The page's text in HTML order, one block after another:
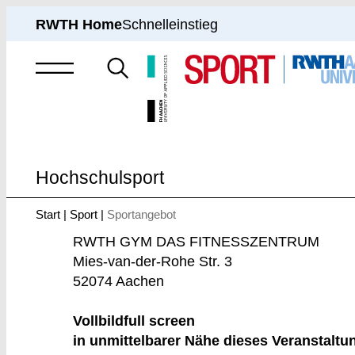
RWTH HomeSchnelleinstieg
Suche
nach
Hochschulsport
hier:
Start Sport Sportangebot
RWTH GYM DAS FITNESSZENTRUM
Mies-van-der-Rohe Str. 3
52074 Aachen
Vollbildfull screen
in unmittelbarer Nähe dieses